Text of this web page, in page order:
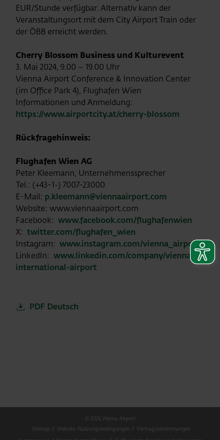
EUR/Stunde verfügbar. Alternativ kann der
Veranstaltungsort mit dem City Airport Train oder
der ÖBB erreicht werden.
Cherry Blossom Business und Kulturevent
3. Mai 2024, 9.00 – 19.00 Uhr
Vienna Airport Conference & Innovation Center
(im Office Park 4), Flughafen Wien
Informationen und Anmeldung:
https://www.airportcity.at/cherry-blossom
Rückfragehinweis:
Flughafen Wien AG
Peter Kleemann, Unternehmenssprecher
Tel.: (+43-1-) 7007-23000
E-Mail: p.kleemann@viennaairport.com
Website: www.viennaairport.com
Facebook: www.facebook.com/flughafenwien
X: twitter.com/flughafen_wien
Instagram: www.instagram.com/vienna_airport
LinkedIn: www.linkedin.com/company/vienna-
international-airport
PDF Deutsch
© 2026 Vienna Airport
Sitemap
Website-Nutzungsbedingungen
Vertragsbestimmungen